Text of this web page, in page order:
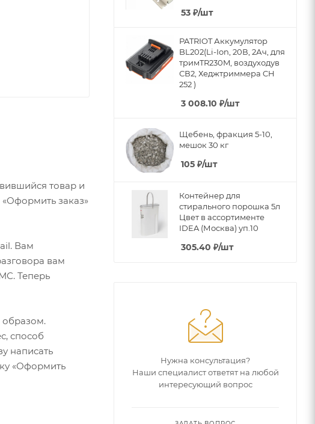
товар и
заказ»
Вам
вам
Теперь
способ
написать
«Оформить
53 ₽/шт
PATRIOT Аккумулятор
BL202(Li-Ion, 20В, 2Ач, для
тримTR230M, воздуходув
СВ2, Хеджтриммера CH
252 )
3 008.10 ₽/шт
Щебень, фракция 5-10,
мешок 30 кг
105 ₽/шт
Контейнер для
стирального порошка 5л
Цвет в ассортименте
IDEA (Москва) уп.10
305.40 ₽/шт
Нужна консультация?
Наши специалист ответят на любой
интересующий вопрос